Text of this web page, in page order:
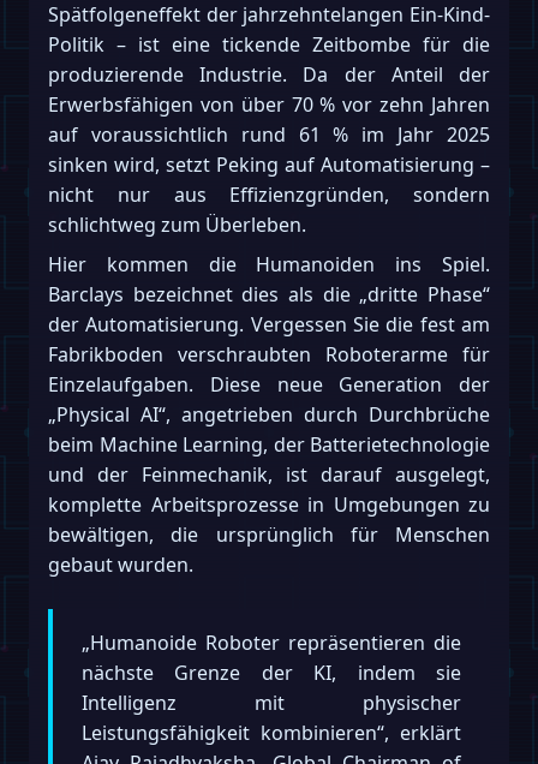
Spätfolgeneffekt der jahrzehntelangen Ein-Kind-
Politik – ist eine tickende Zeitbombe für die
produzierende Industrie. Da der Anteil der
Erwerbsfähigen von über 70 % vor zehn Jahren
auf voraussichtlich rund 61 % im Jahr 2025
sinken wird, setzt Peking auf Automatisierung –
nicht nur aus Effizienzgründen, sondern
schlichtweg zum Überleben.
Hier kommen die Humanoiden ins Spiel.
Barclays bezeichnet dies als die „dritte Phase“
der Automatisierung. Vergessen Sie die fest am
Fabrikboden verschraubten Roboterarme für
Einzelaufgaben. Diese neue Generation der
„Physical AI“, angetrieben durch Durchbrüche
beim Machine Learning, der Batterietechnologie
und der Feinmechanik, ist darauf ausgelegt,
komplette Arbeitsprozesse in Umgebungen zu
bewältigen, die ursprünglich für Menschen
gebaut wurden.
„Humanoide Roboter repräsentieren die
nächste Grenze der KI, indem sie
Intelligenz mit physischer
Leistungsfähigkeit kombinieren“, erklärt